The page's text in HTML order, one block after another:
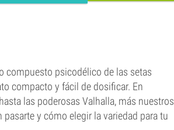
compuesto psicodélico de las setas
compacto y fácil de dosificar. En
las poderosas Valhalla, más nuestros
y cómo elegir la variedad para tu